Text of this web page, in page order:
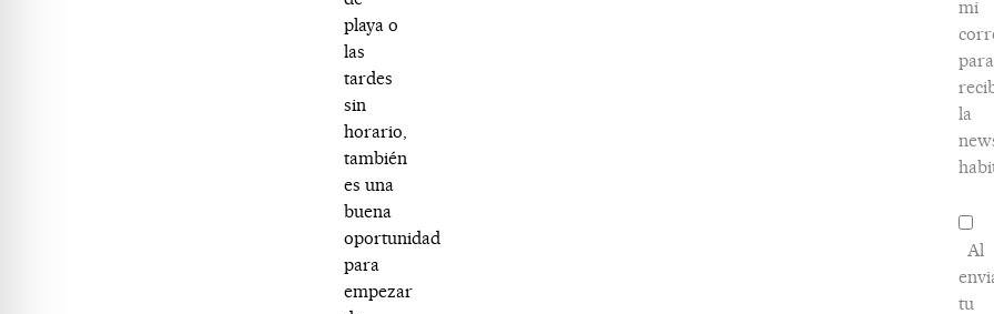
playa o
las
tardes
sin
horario,
también
es una
buena
oportunidad
para
empezar
mi
para
la
Al
tu